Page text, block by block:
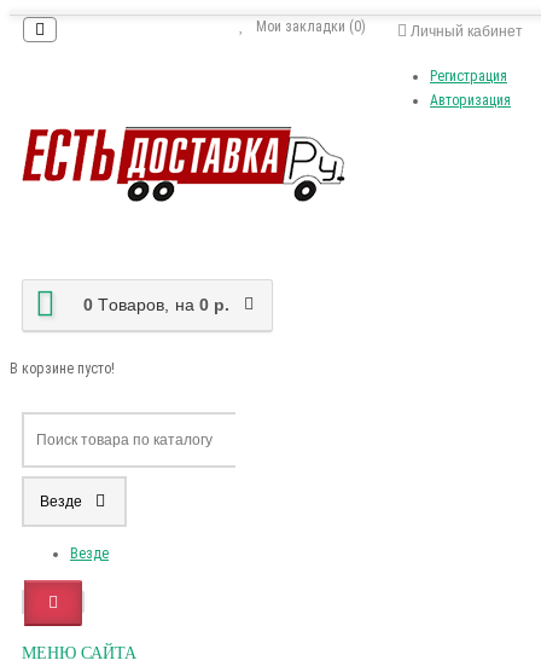
Личный кабинет
Регистрация
Авторизация
Мои закладки (0)
0 Tоваров, на 0 р.
В корзине пусто!
Везде
Везде
МЕНЮ САЙТА